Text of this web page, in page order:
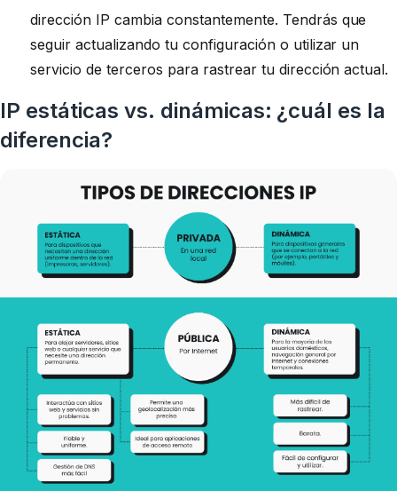
dirección IP cambia constantemente. Tendrás que
seguir actualizando tu configuración o utilizar un
servicio de terceros para rastrear tu dirección actual.
IP estáticas vs. dinámicas: ¿cuál es la
diferencia?